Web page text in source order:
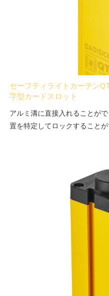
セーフティライトカーテン
字型カードスロット
アルミ溝に直接入れることが
置を特定してロックすることが